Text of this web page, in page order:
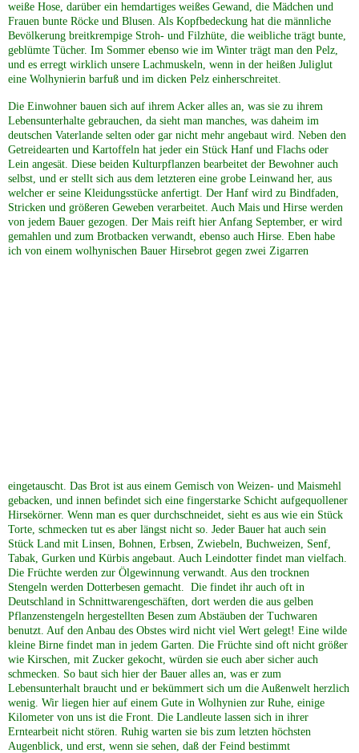
weiße Hose, darüber ein hemdartiges weißes Gewand, die Mädchen und
Frauen bunte Röcke und Blusen. Als Kopfbedeckung hat die männliche
Bevölkerung breitkrempige Stroh- und Filzhüte, die weibliche trägt bunte,
geblümte Tücher. Im Sommer ebenso wie im Winter trägt man den Pelz,
und es erregt wirklich unsere Lachmuskeln, wenn in der heißen Juliglut
eine Wolhynierin barfuß und im dicken Pelz einherschreitet.
Die Einwohner bauen sich auf ihrem Acker alles an, was sie zu ihrem
Lebensunterhalte gebrauchen, da sieht man manches, was daheim im
deutschen Vaterlande selten oder gar nicht mehr angebaut wird. Neben den
Getreidearten und Kartoffeln hat jeder ein Stück Hanf und Flachs oder
Lein angesät. Diese beiden Kulturpflanzen bearbeitet der Bewohner auch
selbst, und er stellt sich aus dem letzteren eine grobe Leinwand her, aus
welcher er seine Kleidungsstücke anfertigt. Der Hanf wird zu Bindfaden,
Stricken und größeren Geweben verarbeitet. Auch Mais und Hirse werden
von jedem Bauer gezogen. Der Mais reift hier Anfang September, er wird
gemahlen und zum Brotbacken verwandt, ebenso auch Hirse. Eben habe
ich von einem wolhynischen Bauer Hirsebrot gegen zwei Zigarren
eingetauscht. Das Brot ist aus einem Gemisch von Weizen- und Maismehl
gebacken, und innen befindet sich eine fingerstarke Schicht aufgequollener
Hirsekörner. Wenn man es quer durchschneidet, sieht es aus wie ein Stück
Torte, schmecken tut es aber längst nicht so. Jeder Bauer hat auch sein
Stück Land mit Linsen, Bohnen, Erbsen, Zwiebeln, Buchweizen, Senf,
Tabak, Gurken und Kürbis angebaut. Auch Leindotter findet man vielfach.
Die Früchte werden zur Ölgewinnung verwandt. Aus den trocknen
Stengeln werden Dotterbesen gemacht. Die findet ihr auch oft in
Deutschland in Schnittwarengeschäften, dort werden die aus gelben
Pflanzenstengeln hergestellten Besen zum Abstäuben der Tuchwaren
benutzt. Auf den Anbau des Obstes wird nicht viel Wert gelegt! Eine wilde
kleine Birne findet man in jedem Garten. Die Früchte sind oft nicht größer
wie Kirschen, mit Zucker gekocht, würden sie euch aber sicher auch
schmecken. So baut sich hier der Bauer alles an, was er zum
Lebensunterhalt braucht und er bekümmert sich um die Außenwelt herzlich
wenig. Wir liegen hier auf einem Gute in Wolhynien zur Ruhe, einige
Kilometer von uns ist die Front. Die Landleute lassen sich in ihrer
Erntearbeit nicht stören. Ruhig warten sie bis zum letzten höchsten
Augenblick, und erst, wenn sie sehen, daß der Feind bestimmt